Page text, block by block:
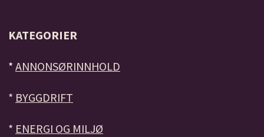
KATEGORIER
* ANNONSØRINNHOLD
* BYGGDRIFT
* ENERGI OG MILJØ